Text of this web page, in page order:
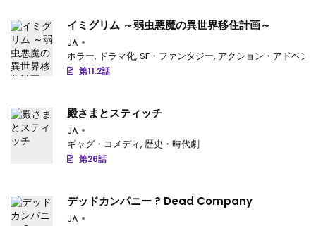
第3話
第2話 : 第2話
イミグリム ～弱虫悪魔の異世界移住計画～
JA
ホラー, ドラマ化, SF・ファンタジー, アクション・アドベン
第11.2話
殿さまとスティッチ
JA
ギャグ・コメディ, 歴史・時代劇
第26話
デッドカンパニー ? Dead Company
JA